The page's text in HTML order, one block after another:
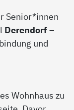
Senior*innen
Derendorf–
und